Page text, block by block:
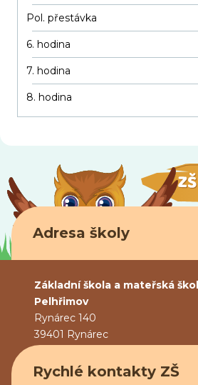
Pol. přestávka
6. hodina
7. hodina
8. hodina
Adresa školy
Základní škola a mateřská
Pelhřimov
Rynárec 140
39401 Rynárec
Rychlé kontakty ZŠ